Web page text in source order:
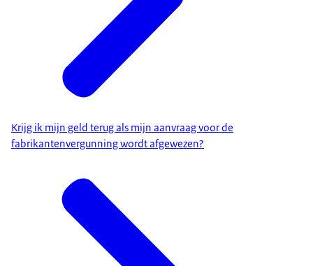
Krijg ik mijn geld terug als mijn aanvraag voor de
fabrikantenvergunning wordt afgewezen?